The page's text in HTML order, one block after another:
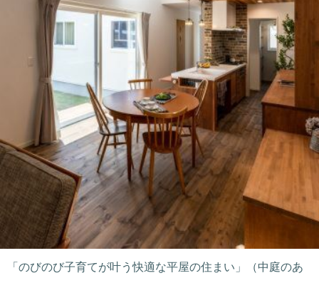
「のびのび子育てが叶う快適な平屋の住まい」（中庭のあ